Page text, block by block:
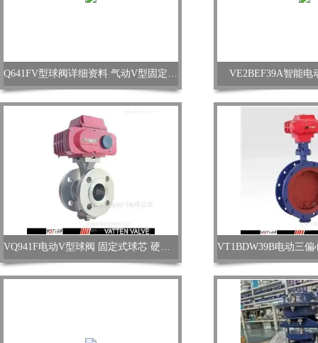
Q641FV型球阀详细资料 气动V型固定球 德国VATTEN VE2BEF39A智能电
VQ941F电动V型球阀 固定式球芯 硬密封V型球阀